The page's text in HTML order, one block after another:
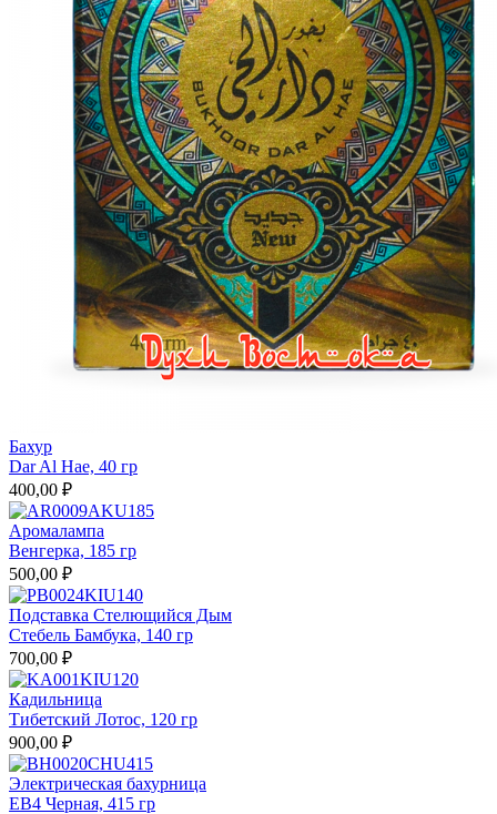
Бахур
Dar Al Hae, 40 гр
400,00 ₽
Аромалампа
Венгерка, 185 гр
500,00 ₽
Подставка Стелющийся Дым
Стебель Бамбука, 140 гр
700,00 ₽
Кадильница
Тибетский Лотос, 120 гр
900,00 ₽
Электрическая бахурница
EB4 Черная, 415 гр